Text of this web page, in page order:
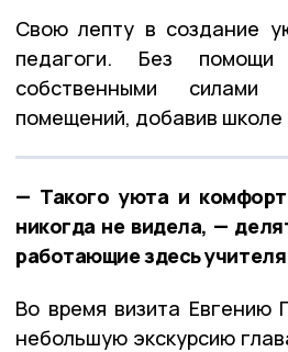
Свою лепту в создание
педагоги. Без помощи
собственными силами
помещений, добавив школе
— Такого уюта и
никогда не видела, —
работающие здесь
Во время визита Евгению
небольшую экскурсию